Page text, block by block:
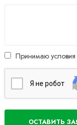
Принимаю условия
Я нe poбoт